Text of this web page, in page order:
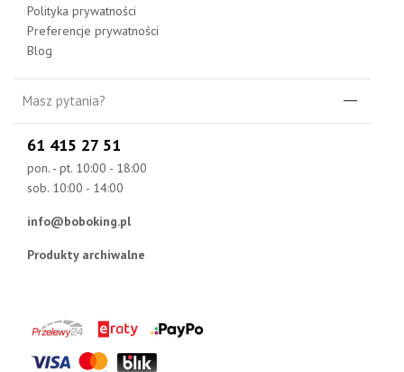
Polityka prywatności
Preferencje prywatności
Blog
Masz pytania?
61 415 27 51
pon. - pt. 10:00 - 18:00
sob. 10:00 - 14:00
info@boboking.pl
Produkty archiwalne